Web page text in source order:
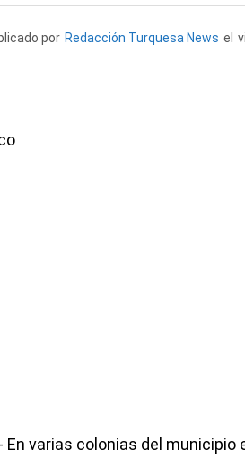
por Redacción Turquesa News el
En varias colonias del